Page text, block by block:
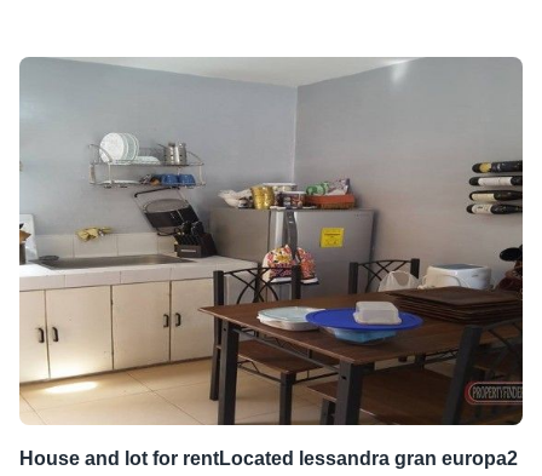
House and lot for rentLocated lessandra gran europa2